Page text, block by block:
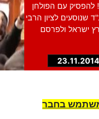
עם הפולחן
שנוסעים לציון הרבי
ישראל ולפרסם
משתמש בחבר